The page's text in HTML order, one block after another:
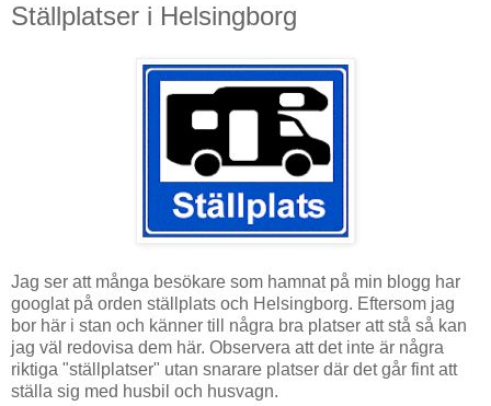
Ställplatser i Helsingborg
Jag ser att många besökare som hamnat på min blogg har
googlat på orden ställplats och Helsingborg. Eftersom jag
bor här i stan och känner till några bra platser att stå så kan
jag väl redovisa dem här. Observera att det inte är några
riktiga "ställplatser" utan snarare platser där det går fint att
ställa sig med husbil och husvagn.